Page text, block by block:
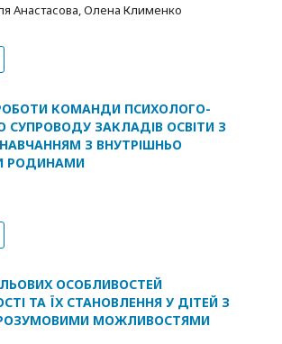
Анастасова, Олена Клименко
КОМАНДИ ПСИХОЛОГО-
СУПРОВОДУ ЗАКЛАДІВ ОСВІТИ З
З ВНУТРІШНЬО
РОДИНАМИ
ОСОБЛИВОСТЕЙ
ТА ЇХ СТАНОВЛЕННЯ У ДІТЕЙ З
МОЖЛИВОСТЯМИ